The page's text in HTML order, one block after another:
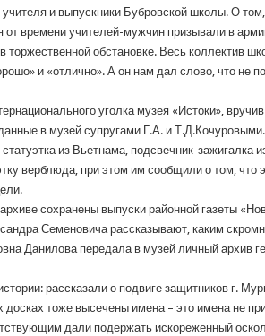
и выпускники Бубровской школы. О
времени учителей-мужчин призывали в
обстановке. Весь коллектив
и «отлично». А он нам дал слово, что не
уголка музея «Истоки»,
в музей супругами Г.А. и
из Вьетнама, подсвечник-зажигалка
верблюда, при этом им сообщили о том, что
сохранены выпуски районной газеты
Семеновича рассказывают, каким
Данилова передала в музей личный архив
рассказали о подвиге защитников г.
тоже высечены имена – это имена не
дали подержать искореженный